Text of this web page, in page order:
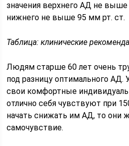
значения верхнего АД не
нижнего не выше 95 мм рт. ст.
Таблица: клинические
Людям старше 60 лет очень
под разницу оптимального АД.
свои комфортные
отлично себя чувствуют при
начать снижать им АД, то они
самочувствие.